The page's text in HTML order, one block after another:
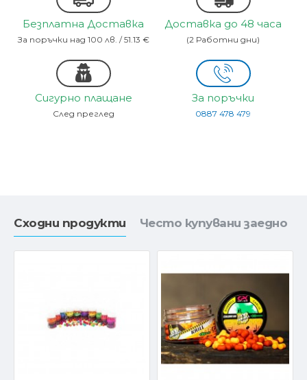
Безплатна Доставка
За поръчки над 100 лв. / 51.13 €
Доставка до 48 часа
(2 Работни дни)
Сигурно плащане
След преглед
За поръчки
0887 478 479
Сходни продукти Често купувани заедно